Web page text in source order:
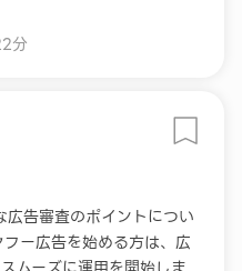
分
告審査のポイントについ
ー広告を始める方は、広